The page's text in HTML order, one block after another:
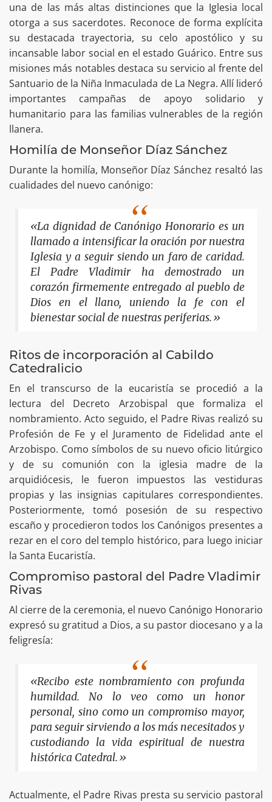
una de las más altas distinciones que la Iglesia local
otorga a sus sacerdotes. Reconoce de forma explícita
su destacada trayectoria, su celo apostólico y su
incansable labor social en el estado Guárico. Entre sus
misiones más notables destaca su servicio al frente del
Santuario de la Niña Inmaculada de La Negra. Allí lideró
importantes campañas de apoyo solidario y
humanitario para las familias vulnerables de la región
llanera.
Homilía de Monseñor Díaz Sánchez
Durante la homilía, Monseñor Díaz Sánchez resaltó las
cualidades del nuevo canónigo:
«La dignidad de Canónigo Honorario es un
llamado a intensificar la oración por nuestra
Iglesia y a seguir siendo un faro de caridad.
El Padre Vladimir ha demostrado un
corazón firmemente entregado al pueblo de
Dios en el llano, uniendo la fe con el
bienestar social de nuestras periferias.»
Ritos de incorporación al Cabildo
Catedralicio
En el transcurso de la eucaristía se procedió a la
lectura del Decreto Arzobispal que formaliza el
nombramiento. Acto seguido, el Padre Rivas realizó su
Profesión de Fe y el Juramento de Fidelidad ante el
Arzobispo. Como símbolos de su nuevo oficio litúrgico
y de su comunión con la iglesia madre de la
arquidiócesis, le fueron impuestos las vestiduras
propias y las insignias capitulares correspondientes.
Posteriormente, tomó posesión de su respectivo
escaño y procedieron todos los Canónigos presentes a
rezar en el coro del templo histórico, para luego iniciar
la Santa Eucaristía.
Compromiso pastoral del Padre Vladimir
Rivas
Al cierre de la ceremonia, el nuevo Canónigo Honorario
expresó su gratitud a Dios, a su pastor diocesano y a la
feligresía:
«Recibo este nombramiento con profunda
humildad. No lo veo como un honor
personal, sino como un compromiso mayor,
para seguir sirviendo a los más necesitados y
custodiando la vida espiritual de nuestra
histórica Catedral.»
Actualmente, el Padre Rivas presta su servicio pastoral